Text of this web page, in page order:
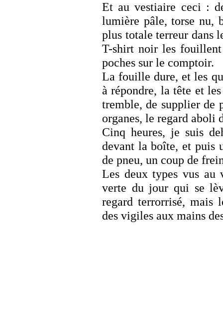
Et au vestiaire ceci :
lumière pâle, torse nu,
plus totale terreur dans
T-shirt noir les
poches sur le comptoir.
La fouille dure, et les
à répondre, la tête et
tremble, de supplier de
organes, le regard aboli
Cinq heures, je suis
devant la boîte, et puis
de pneu, un coup de
Les deux types vus au
verte du jour qui se
regard terrorrisé, mais
des vigiles aux mains